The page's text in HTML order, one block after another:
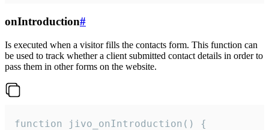
onIntroduction#
Is executed when a visitor fills the contacts form. This function can
be used to track whether a client submitted contact details in order to
pass them in other forms on the website.
function jivo_onIntroduction() {